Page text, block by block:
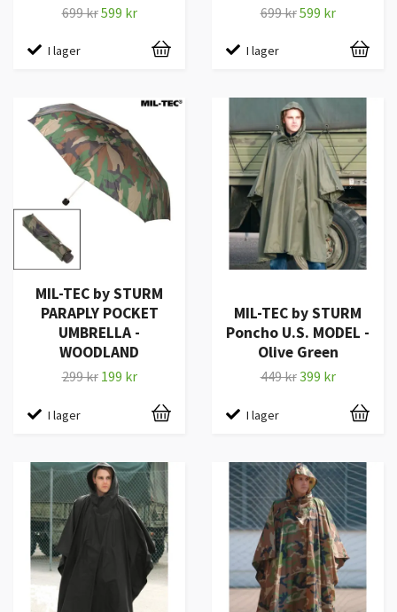
699 kr599 kr
I lager
699 kr599 kr
I lager
MIL-TEC by STURM
PARAPLY POCKET
UMBRELLA -
WOODLAND
299 kr 199 kr
I lager
MIL-TEC by STURM
Poncho U.S. MODEL -
Olive Green
449 kr399 kr
I lager